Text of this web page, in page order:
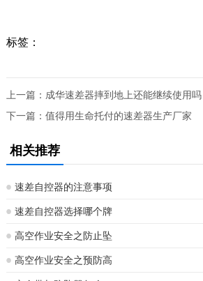
标签：
上一篇： 成华速差器摔到地上还能继续使用吗
下一篇： 值得用生命托付的速差器生产厂家
相关推荐
速差自控器的注意事项
速差自控器选择哪个牌
高空作业安全之防止坠
高空作业安全之预防高